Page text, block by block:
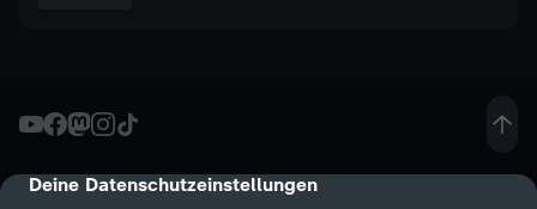
cmp-dialog-description
Deine Datenschutzeinstellungen
n
t